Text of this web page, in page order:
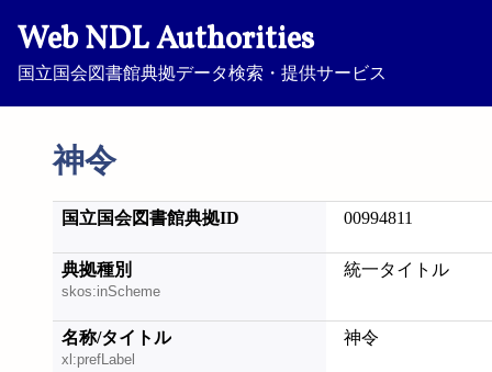
Web NDL Authorities
国立国会図書館典拠データ検索・提供サービス
神令
国立国会図書館典拠ID 00994811
典拠種別
skos:inScheme
統一タイトル
名称/タイトル
xl:prefLabel
神令